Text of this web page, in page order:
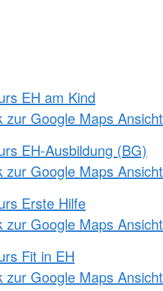
EH am Kind
zur Google Maps Ansicht
EH-Ausbildung (BG)
zur Google Maps Ansicht
Erste Hilfe
zur Google Maps Ansicht
Fit in EH
zur Google Maps Ansicht